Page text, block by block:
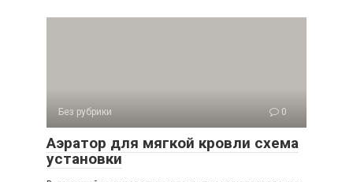
Без рубрики 0
Аэратор для мягкой кровли схема
установки